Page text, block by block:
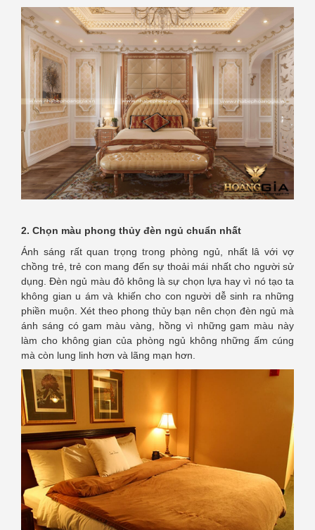
2. Chọn màu phong thủy đèn ngủ chuẩn nhất
Ánh sáng rất quan trọng trong phòng ngủ, nhất lâ với vợ
chồng trẻ, trẻ con mang đến sự thoải mái nhất cho người sử
dụng. Đèn ngủ màu đỏ không là sự chọn lựa hay vì nó tạo ta
không gian u ám và khiến cho con người dễ sinh ra những
phiền muộn. Xét theo phong thủy bạn nên chọn đèn ngủ mà
ánh sáng có gam màu vàng, hồng vì những gam màu này
làm cho không gian của phòng ngủ không những ấm cúng
mà còn lung linh hơn và lãng mạn hơn.